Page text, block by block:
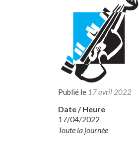
Publié le 17 avril 2022
Date / Heure
17/04/2022
Toute la journée